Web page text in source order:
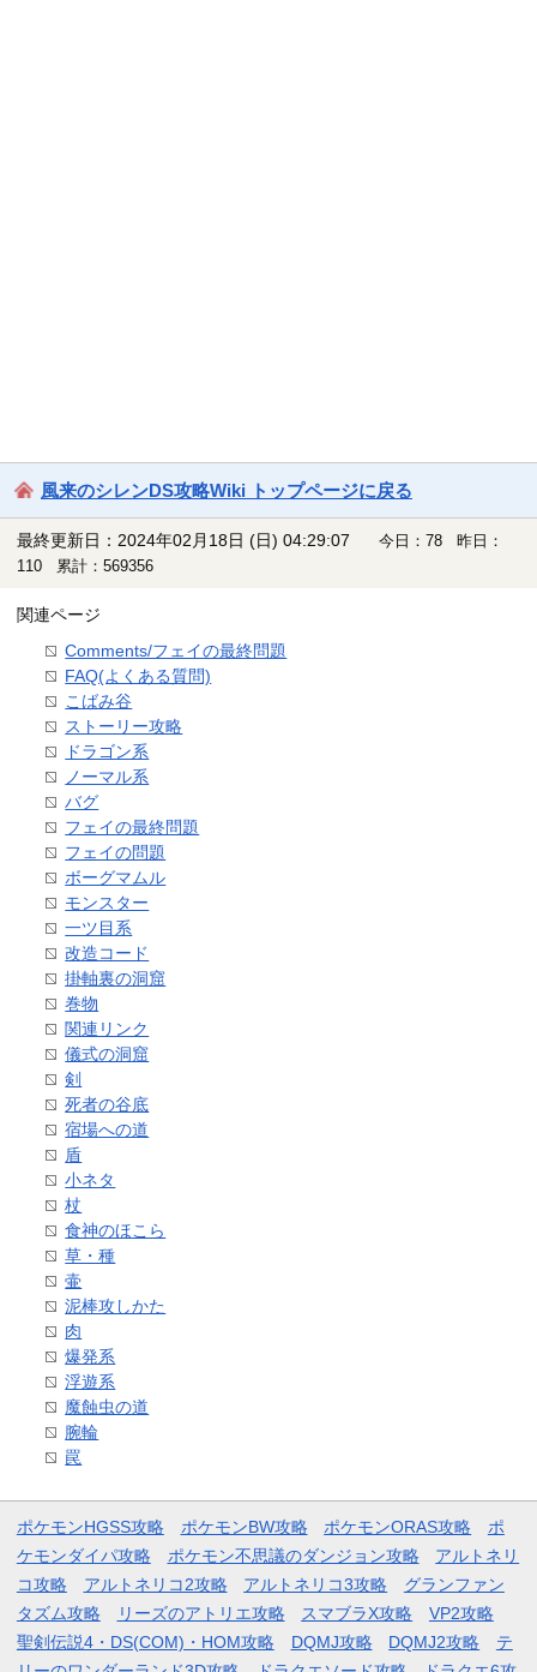
風来のシレンDS攻略Wiki トップページに戻る
最終更新日：2024年02月18日 (日) 04:29:07
今日：78 昨日：
110 累計：569356
関連ページ
Comments/フェイの最終問題
FAQ(よくある質問)
こばみ谷
ストーリー攻略
ドラゴン系
ノーマル系
バグ
フェイの最終問題
フェイの問題
ボーグマムル
モンスター
一ツ目系
改造コード
掛軸裏の洞窟
巻物
関連リンク
儀式の洞窟
剣
死者の谷底
宿場への道
盾
小ネタ
杖
食神のほこら
草・種
壷
泥棒攻しかた
肉
爆発系
浮遊系
魔蝕虫の道
腕輪
罠
ポケモンHGSS攻略 ポケモンBW攻略 ポケモンORAS攻略
ポ
ケモンダイパ攻略
ポケモン不思議のダンジョン攻略
アルトネリ
コ攻略
アルトネリコ2攻略 アルトネリコ3攻略
グランファン
タズム攻略
リーズのアトリエ攻略 スマブラX攻略
VP2攻略
聖剣伝説4・DS(COM)・HOM攻略
DQMJ攻略 DQMJ2攻略
テ